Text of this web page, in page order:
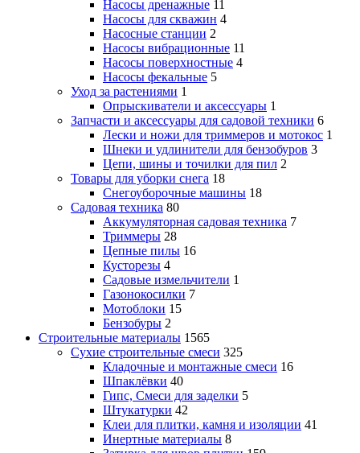
Насосы дренажные 11
Насосы для скважин 4
Насосные станции 2
Насосы вибрационные 11
Насосы поверхностные 4
Насосы фекальные 5
Уход за растениями 1
Опрыскиватели и аксессуары 1
Запчасти и аксессуары для садовой техники 6
Лески и ножи для триммеров и мотокос 1
Шнеки и удлинители для бензобуров 3
Цепи, шины и точилки для пил 2
Товары для уборки снега 18
Снегоуборочные машины 18
Садовая техника 80
Аккумуляторная садовая техника 7
Триммеры 28
Цепные пилы 16
Кусторезы 4
Садовые измельчители 1
Газонокосилки 7
Мотоблоки 15
Бензобуры 2
Строительные материалы 1565
Сухие строительные смеси 325
Кладочные и монтажные смеси 16
Шпаклёвки 40
Гипс, Смеси для заделки 5
Штукатурки 42
Клеи для плитки, камня и изоляции 41
Инертные материалы 8